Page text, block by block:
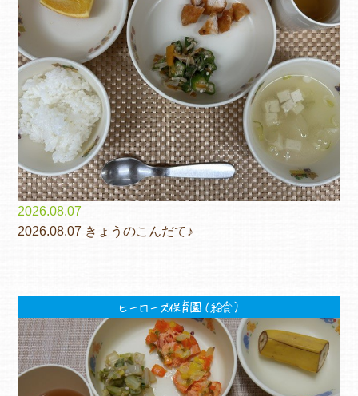
2026.08.07
2026.08.07 きょうのこんだて♪
ヒーローズ保育園（給食）